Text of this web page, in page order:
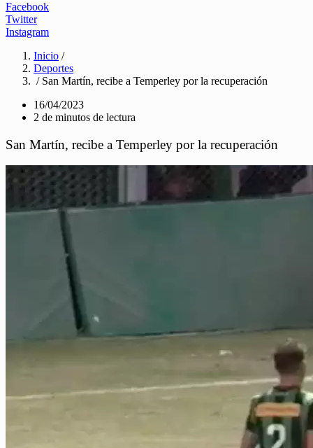
Facebook
Twitter
Instagram
Inicio /
Deportes
/ San Martín, recibe a Temperley por la recuperación
16/04/2023
2 de minutos de lectura
San Martín, recibe a Temperley por la recuperación